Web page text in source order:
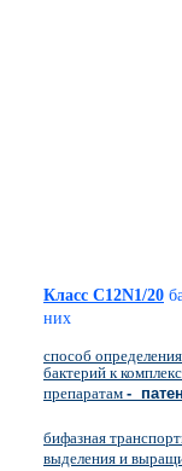
Класс C12N1/20
них
способ
бактерий к
препаратам -
бифазная
выделения и